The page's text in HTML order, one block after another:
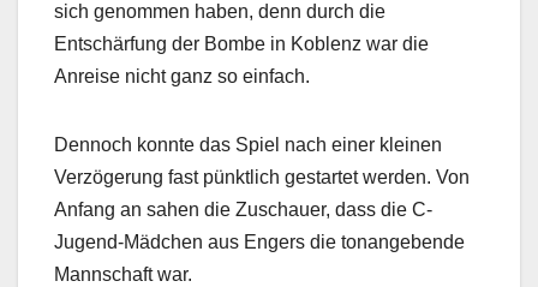
sich genommen haben, denn durch die
Entschärfung der Bombe in Koblenz war die
Anreise nicht ganz so einfach.
Dennoch konnte das Spiel nach einer kleinen
Verzögerung fast pünktlich gestartet werden. Von
Anfang an sahen die Zuschauer, dass die C-
Jugend-Mädchen aus Engers die tonangebende
Mannschaft war.